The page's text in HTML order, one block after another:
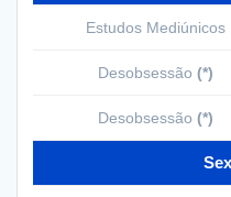
Estudos Mediúnicos
Desobsessão (*)
Desobsessão (*)